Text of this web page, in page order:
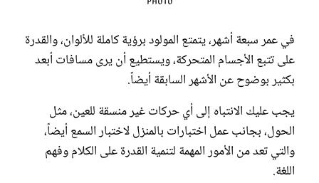
في عمر سبعة أشهر، يتمتع المولود برؤية كاملة للألوان، والقدرة
على تتبع الأجسام المتحركة، ويستطيع أن يرى مسافات أبعد
بكثير بوضوح عن الأشهر السابقة أيضاً.
يجب عليك الانتباه إلى أي حركات غير منسقة للعين، مثل
الحول، بجانب عمل اختبارات بالمنزل لاختبار السمع أيضاً،
والتي تعد من الأمور المهمة لتنمية القدرة على الكلام وفهم
اللغة.